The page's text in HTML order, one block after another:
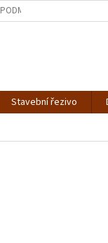
PODMÍNKY OCHRANY
Stavební řezivo